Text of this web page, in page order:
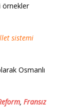
örnekler
sistemi
Osmanlı
, Fransız